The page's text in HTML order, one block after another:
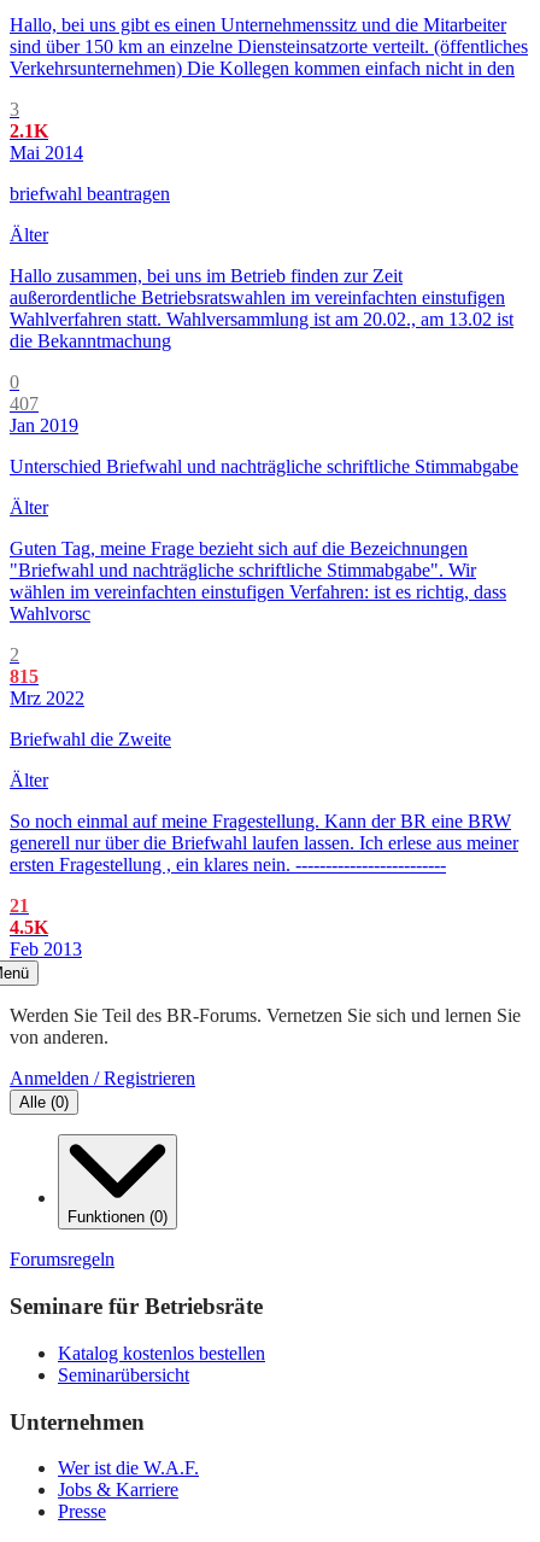
Hallo, bei uns gibt es einen Unternehmenssitz und die Mitarbeiter
sind über 150 km an einzelne Diensteinsatzorte verteilt. (öffentliches
Verkehrsunternehmen) Die Kollegen kommen einfach nicht in den
3
2.1K
Mai 2014
briefwahl beantragen
Älter
Hallo zusammen, bei uns im Betrieb finden zur Zeit
außerordentliche Betriebsratswahlen im vereinfachten einstufigen
Wahlverfahren statt. Wahlversammlung ist am 20.02., am 13.02 ist
die Bekanntmachung
0
407
Jan 2019
Unterschied Briefwahl und nachträgliche schriftliche Stimmabgabe
Älter
Guten Tag, meine Frage bezieht sich auf die Bezeichnungen
"Briefwahl und nachträgliche schriftliche Stimmabgabe". Wir
wählen im vereinfachten einstufigen Verfahren: ist es richtig, dass
Wahlvorsc
2
815
Mrz 2022
Briefwahl die Zweite
Älter
So noch einmal auf meine Fragestellung. Kann der BR eine BRW
generell nur über die Briefwahl laufen lassen. Ich erlese aus meiner
ersten Fragestellung , ein klares nein. -------------------------
21
4.5K
Feb 2013
Werden Sie Teil des BR-Forums. Vernetzen Sie sich und lernen Sie
von anderen.
Anmelden / Registrieren
Alle (0)
Funktionen (0)
Forumsregeln
Seminare für Betriebsräte
Katalog kostenlos bestellen
Seminarübersicht
Unternehmen
Wer ist die W.A.F.
Jobs & Karriere
Presse